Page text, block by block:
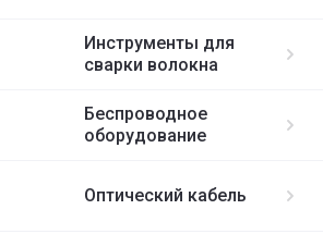
Инструменты для
сварки волокна
Беспроводное
оборудование
Оптический кабель